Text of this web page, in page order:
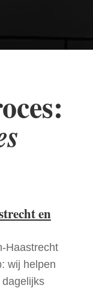
en
Haastrecht
wij helpen